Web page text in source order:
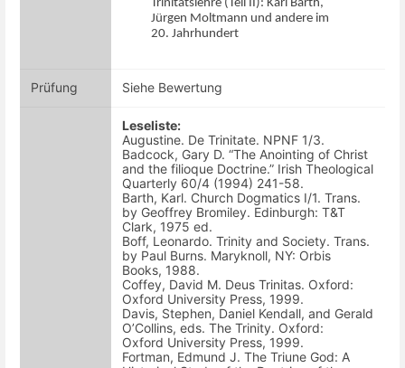
Trinitätslehre (Teil II): Karl Barth,
Jürgen Moltmann und andere im
20. Jahrhundert
Prüfung Siehe Bewertung
Leseliste:
Augustine. De Trinitate. NPNF 1/3.
Badcock, Gary D. “The Anointing of Christ
and the filioque Doctrine.” Irish Theological
Quarterly 60/4 (1994) 241-58.
Barth, Karl. Church Dogmatics I/1. Trans.
by Geoffrey Bromiley. Edinburgh: T&T
Clark, 1975 ed.
Boff, Leonardo. Trinity and Society. Trans.
by Paul Burns. Maryknoll, NY: Orbis
Books, 1988.
Coffey, David M. Deus Trinitas. Oxford:
Oxford University Press, 1999.
Davis, Stephen, Daniel Kendall, and Gerald
O’Collins, eds. The Trinity. Oxford:
Oxford University Press, 1999.
Fortman, Edmund J. The Triune God: A